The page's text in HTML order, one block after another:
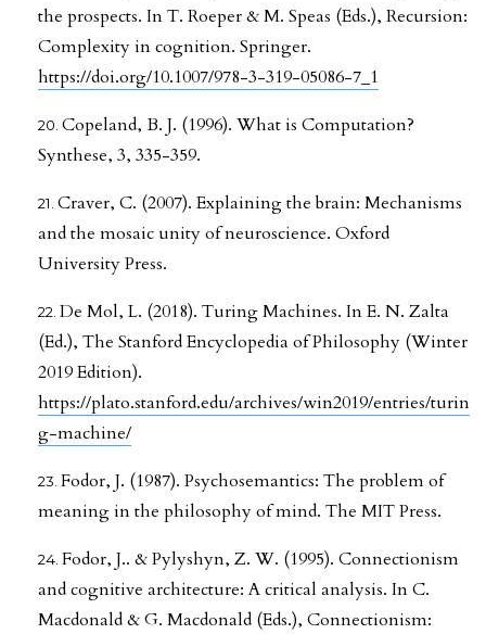
the prospects. In T. Roeper & M. Speas (Eds.), Recursion:
Complexity in cognition. Springer.
https://doi.org/10.1007/978-3-319-05086-7_1
Copeland, B. J. (1996). What is Computation?
Synthese, 3, 335-359.
Craver, C. (2007). Explaining the brain: Mechanisms
and the mosaic unity of neuroscience. Oxford
University Press.
De Mol, L. (2018). Turing Machines. In E. N. Zalta
(Ed.), The Stanford Encyclopedia of Philosophy (Winter
2019 Edition).
https://plato.stanford.edu/archives/win2019/entries/turin
g-machine/
Fodor, J. (1987). Psychosemantics: The problem of
meaning in the philosophy of mind. The MIT Press.
Fodor, J.. & Pylyshyn, Z. W. (1995). Connectionism
and cognitive architecture: A critical analysis. In C.
Macdonald & G. Macdonald (Eds.), Connectionism: